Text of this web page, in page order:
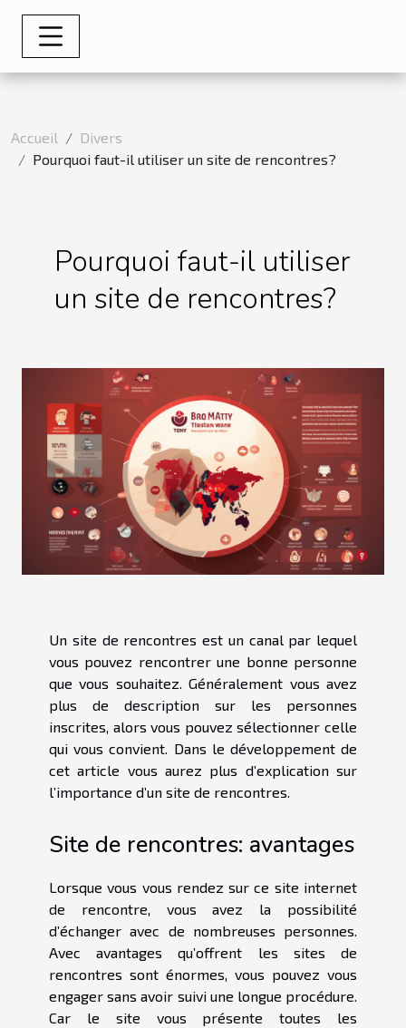
Accueil
Divers
Pourquoi faut-il utiliser un site de rencontres?
Pourquoi faut-il utiliser
un site de rencontres?
Un site de rencontres est un canal par lequel
vous pouvez rencontrer une bonne personne
que vous souhaitez. Généralement vous avez
plus de description sur les personnes
inscrites, alors vous pouvez sélectionner celle
qui vous convient. Dans le développement de
cet article vous aurez plus d’explication sur
l’importance d’un site de rencontres.
Site de rencontres: avantages
Lorsque vous vous rendezsur ce site internet
de rencontre, vous avez la possibilité
d’échanger avec de nombreuses personnes.
Avec avantages qu’offrent les sites de
rencontres sont énormes, vous pouvez vous
engager sans avoir suivi une longue procédure.
Car le site vous présente toutes les